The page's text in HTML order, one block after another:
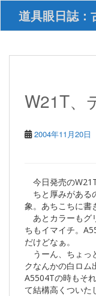
i
道具眼日誌：
W21T、
2004年11月20日
今日発売の
ちと厚みがある
象。あちこちに書
あとカラーもグ
ちもイマイチ。
だけどなぁ。
うーん、ちょっ
クなんかの白ロム
A5504Tの時もそ
て結構高くついた